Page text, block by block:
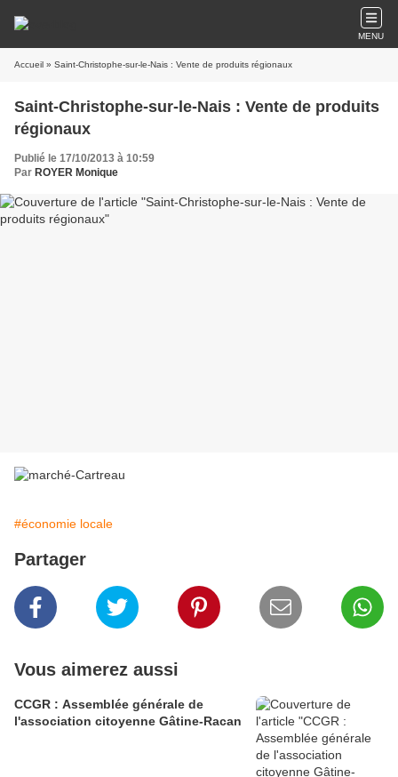
MENU
Accueil » Saint-Christophe-sur-le-Nais : Vente de produits régionaux
Saint-Christophe-sur-le-Nais : Vente de produits
régionaux
Publié le 17/10/2013 à 10:59
Par ROYER Monique
#économie locale
Partager
Vous aimerez aussi
CCGR : Assemblée générale de
l'association citoyenne Gâtine-Racan